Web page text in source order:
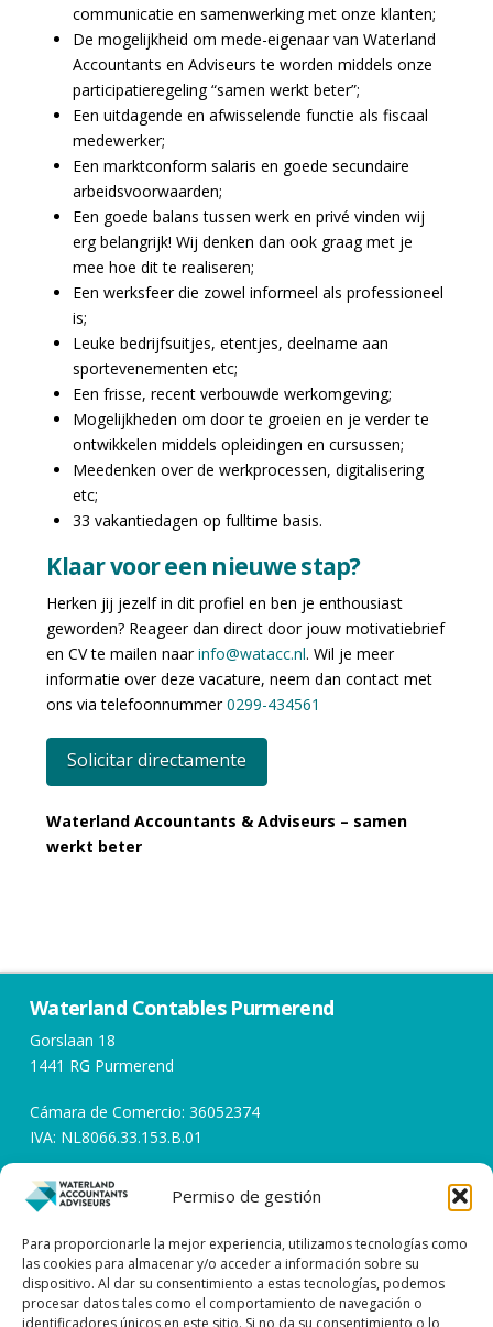
Permiso de gestión
Para proporcionarle la mejor experiencia, utilizamos tecnologías como
las cookies para almacenar y/o acceder a información sobre su
dispositivo. Al dar su consentimiento a estas tecnologías, podemos
procesar datos tales como el comportamiento de navegación o
identificadores únicos en este sitio. Si no da su consentimiento o lo
communicatie en samenwerking met onze klanten;
De mogelijkheid om mede-eigenaar van Waterland
Accountants en Adviseurs te worden middels onze
participatieregeling “samen werkt beter”;
Een uitdagende en afwisselende functie als fiscaal
medewerker;
Een marktconform salaris en goede secundaire
arbeidsvoorwaarden;
Een goede balans tussen werk en privé vinden wij
erg belangrijk! Wij denken dan ook graag met je
mee hoe dit te realiseren;
Een werksfeer die zowel informeel als professioneel
is;
Leuke bedrijfsuitjes, etentjes, deelname aan
sportevenementen etc;
Een frisse, recent verbouwde werkomgeving;
Mogelijkheden om door te groeien en je verder te
ontwikkelen middels opleidingen en cursussen;
Meedenken over de werkprocessen, digitalisering
etc;
33 vakantiedagen op fulltime basis.
Klaar voor een nieuwe stap?
Herken jij jezelf in dit profiel en ben je enthousiast
geworden? Reageer dan direct door jouw motivatiebrief
en CV te mailen naarinfo@watacc.nl. Wil je meer
informatie over deze vacature, neem dan contact met
ons via telefoonnummer0299-434561
Solicitar directamente
Waterland Accountants & Adviseurs – samen
werkt beter
Waterland Contables Purmerend
Gorslaan 18
1441 RG Purmerend
Cámara de Comercio: 36052374
IVA: NL8066.33.153.B.01
Horarios de apertura
Días laborables de 08:00 a 17:00
Póngase en contacto con